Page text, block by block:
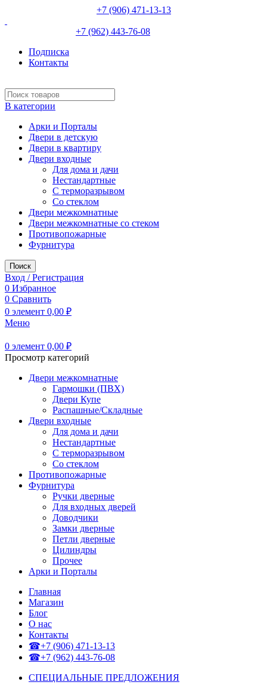
+7 (906) 471-13-13
+7 (962) 443-76-08
Подписка
Контакты
В категории
Арки и Порталы
Двери в детскую
Двери в квартиру
Двери входные
Для дома и дачи
Нестандартные
С терморазрывом
Со стеклом
Двери межкомнатные
Двери межкомнатные со стеком
Противопожарные
Фурнитура
Поиск
Вход / Регистрация
0 Избранное
0 Сравнить
0 элемент 0,00 ₽
Меню
0 элемент 0,00 ₽
Просмотр категорий
Двери межкомнатные
Гармошки (ПВХ)
Двери Купе
Распашные/Складные
Двери входные
Для дома и дачи
Нестандартные
С терморазрывом
Со стеклом
Противопожарные
Фурнитура
Ручки дверные
Для входных дверей
Доводчики
Замки дверные
Петли дверные
Цилиндры
Прочее
Арки и Порталы
Главная
Магазин
Блог
О нас
Контакты
☎+7 (906) 471-13-13
☎+7 (962) 443-76-08
СПЕЦИАЛЬНЫЕ ПРЕДЛОЖЕНИЯ